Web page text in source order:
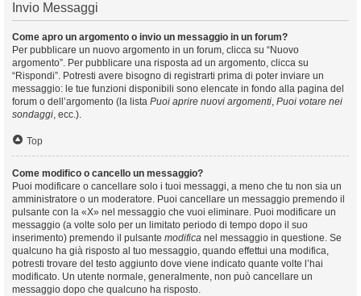
Invio Messaggi
Come apro un argomento o invio un messaggio in un forum?
Per pubblicare un nuovo argomento in un forum, clicca su “Nuovo
argomento”. Per pubblicare una risposta ad un argomento, clicca su
“Rispondi”. Potresti avere bisogno di registrarti prima di poter inviare un
messaggio: le tue funzioni disponibili sono elencate in fondo alla pagina del
forum o dell’argomento (la lista Puoi aprire nuovi argomenti, Puoi votare nei
sondaggi, ecc.).
Top
Come modifico o cancello un messaggio?
Puoi modificare o cancellare solo i tuoi messaggi, a meno che tu non sia un
amministratore o un moderatore. Puoi cancellare un messaggio premendo il
pulsante con la «X» nel messaggio che vuoi eliminare. Puoi modificare un
messaggio (a volte solo per un limitato periodo di tempo dopo il suo
inserimento) premendo il pulsante modifica nel messaggio in questione. Se
qualcuno ha già risposto al tuo messaggio, quando effettui una modifica,
potresti trovare del testo aggiunto dove viene indicato quante volte l’hai
modificato. Un utente normale, generalmente, non può cancellare un
messaggio dopo che qualcuno ha risposto.